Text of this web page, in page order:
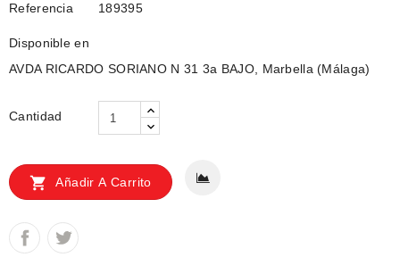
Referencia 189395
Disponible en
AVDA RICARDO SORIANO N 31 3a BAJO, Marbella (Málaga)
Cantidad
 Añadir A Carrito